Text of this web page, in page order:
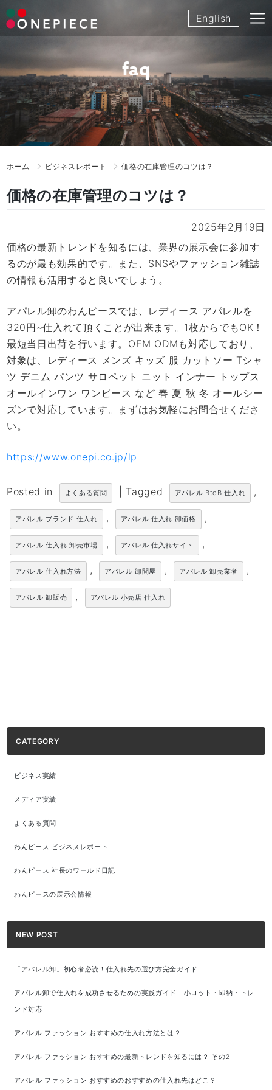
Skip
to
English
faq
ホーム ビジネスレポート 価格の在庫管理のコツは？
価格の在庫管理のコツは？
2025年2月19日
価格の最新トレンドを知るには、業界の展示会に参加す
るのが最も効果的です。また、SNSやファッション雑誌
の情報も活用すると良いでしょう。
アパレル卸のわんピースでは、レディース アパレルを
320円~仕入れて頂くことが出来ます。1枚からでもOK！
最短当日出荷を行います。OEM ODMも対応しており、
対象は、レディース メンズ キッズ 服 カットソー Tシャ
ツ デニム パンツ サロペット ニット インナー トップス
オールインワン ワンピース など 春 夏 秋 冬 オールシー
ズンで対応しています。まずはお気軽にお問合せくださ
い。
https://www.onepi.co.jp/lp
Posted in よくある質問 Tagged アパレル BtoB 仕入れ ,
アパレル ブランド 仕入れ , アパレル 仕入れ 卸価格 ,
アパレル 仕入れ 卸売市場 , アパレル 仕入れサイト ,
アパレル 仕入れ方法 , アパレル 卸問屋 , アパレル 卸売業者 ,
アパレル 卸販売 , アパレル 小売店 仕入れ
CATEGORY
ビジネス実績
メディア実績
よくある質問
わんピース ビジネスレポート
わんピース 社長のワールド日記
わんピースの展示会情報
NEW POST
「アパレル卸」初心者必読！仕入れ先の選び方完全ガイド
アパレル卸で仕入れを成功させるための実践ガイド｜小ロット・即納・トレ
ンド対応
アパレル ファッション おすすめの仕入れ方法とは？
アパレル ファッション おすすめの最新トレンドを知るには？ その2
アパレル ファッション おすすめのおすすめの仕入れ先はどこ？